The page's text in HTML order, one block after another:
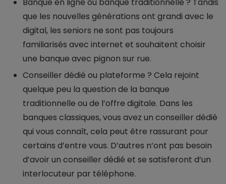
que les nouvelles générations ont grandi avec le
digital, les seniors ne sont pas toujours
familiarisés avec internet et souhaitent choisir
une banque avec pignon sur rue.
Conseiller dédié ou plateforme ? Cela rejoint
quelque peu la question de la banque
traditionnelle ou de l’offre digitale. Dans les
banques classiques, vous avez un conseiller dédié
qui vous connaît, cela peut être rassurant pour
certains d’entre vous. D’autres n’ont pas besoin
d’avoir un conseiller dédié et se satisferont d’un
interlocuteur par téléphone.